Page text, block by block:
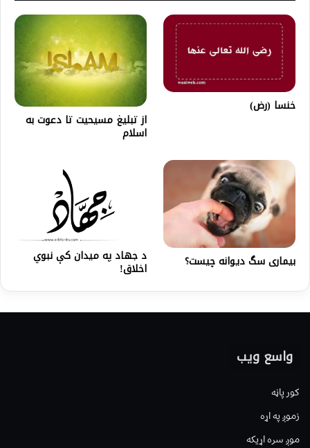
خنسا (رض)
از تبلیغ مسیحیت تا دعوت به
اسلام
بیماری سگ دیوانه چیست؟ د جهاد په میدان کې نبوي
اخلاق!
واسع ویب
کور پاڼه
زموږ په اړه
موږ سره اړیکه